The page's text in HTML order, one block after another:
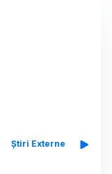
Știri Externe